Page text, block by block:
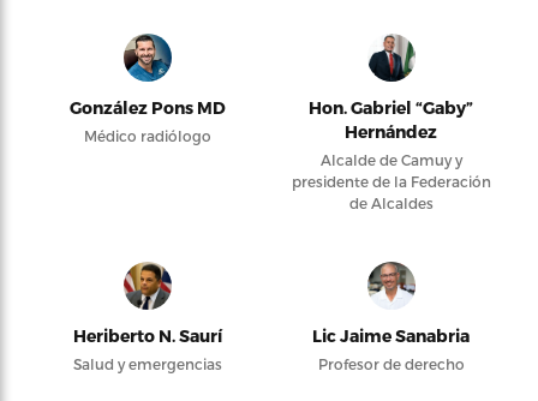
González Pons MD
Médico radiólogo
Hon. Gabriel “Gaby”
Hernández
Alcalde de Camuy y
presidente de la Federación
de Alcaldes
Heriberto N. Saurí
Salud y emergencias
Lic Jaime Sanabria
Profesor de derecho